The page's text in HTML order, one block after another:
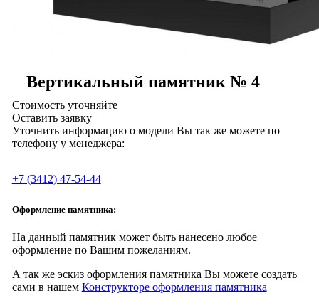
Вертикальный памятник № 4
Стоимость уточняйте
Оставить заявку
Уточнить информацию о модели Вы так же можете по
телефону у менеджера:
+7 (3412) 47-54-44
Оформление памятника:
На данный памятник может быть нанесено любое
оформление по Вашим пожеланиям.
А так же эскиз оформления памятника Вы можете создать
сами в нашем Конструкторе оформления памятника